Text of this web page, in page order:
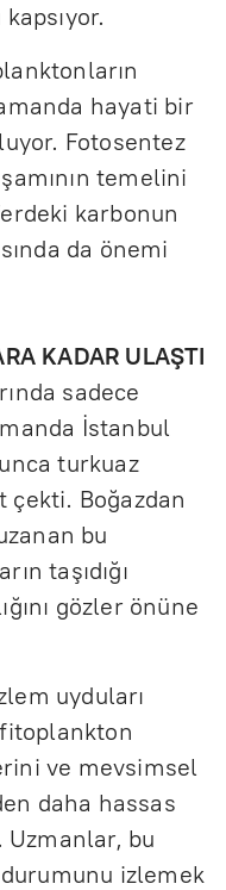
hayati bir
Fotosentez
temelini
karbonun
da önemi
KADAR ULAŞTI
sadece
İstanbul
turkuaz
çekti. Boğazdan
bu
taşıdığı
gözler önüne
uyduları
ve mevsimsel
daha hassas
bu
izlemek